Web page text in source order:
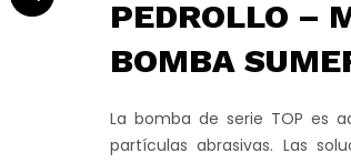
PEDROLLO –
BOMBA
La bomba de serie TOP es
partículas abrasivas. Las